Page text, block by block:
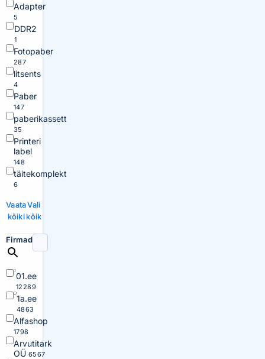
Adapter
5
DDR2
1
Fotopaber
287
litsents
4
Paber
147
paberikassett
35
Printeri
label
148
täitekomplekt
6
Vaata
kõiki
Vali
kõik
Firmad
01.ee
12289
1a.ee
4863
Alfashop
1798
Arvutitark
OÜ 6567